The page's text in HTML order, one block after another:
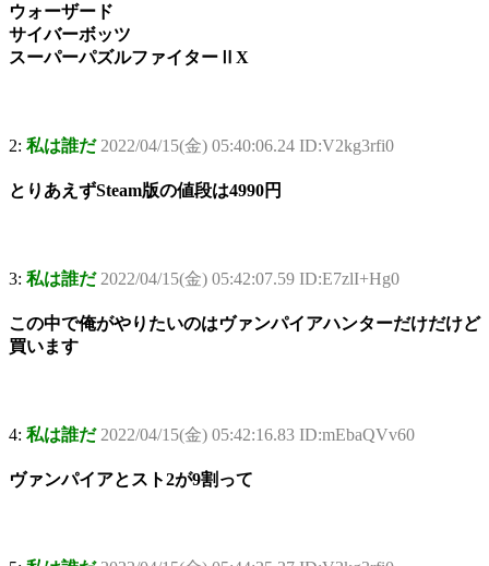
ウォーザード
サイバーボッツ
スーパーパズルファイターⅡX
2: 私は誰だ 2022/04/15(金) 05:40:06.24 ID:V2kg3rfi0
とりあえずSteam版の値段は4990円
3: 私は誰だ 2022/04/15(金) 05:42:07.59 ID:E7zlI+Hg0
この中で俺がやりたいのはヴァンパイアハンターだけだけど
買います
4: 私は誰だ 2022/04/15(金) 05:42:16.83 ID:mEbaQVv60
ヴァンパイアとスト2が9割って